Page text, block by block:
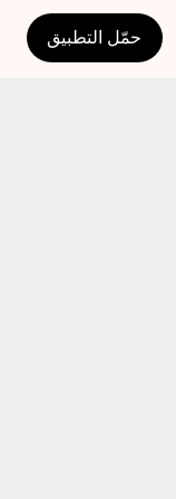
حمّل التطبيق